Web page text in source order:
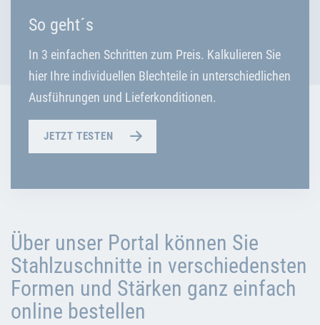
So geht´s
In 3 einfachen Schritten zum Preis. Kalkulieren Sie
hier Ihre individuellen Blechteile in unterschiedlichen
Ausführungen und Lieferkonditionen.
JETZT TESTEN
Über unser Portal können Sie
Stahlzuschnitte in verschiedensten
Formen und Stärken ganz einfach
online bestellen